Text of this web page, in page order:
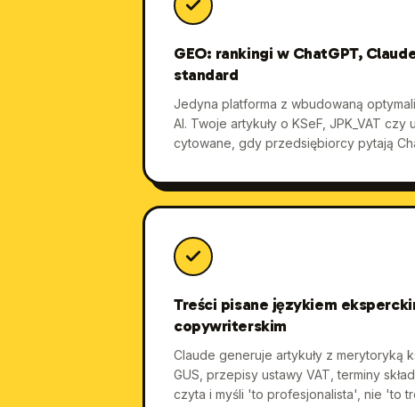
GEO: rankingi w ChatGPT,
standard
Jedyna platforma z wbudowaną
AI. Twoje artykuły o KSeF, JPK_VAT czy
cytowane, gdy przedsiębiorcy pytają
Treści pisane językiem
copywriterskim
Claude generuje artykuły z merytoryką
GUS, przepisy ustawy VAT, terminy
czyta i myśli 'to profesjonalista', nie 'to